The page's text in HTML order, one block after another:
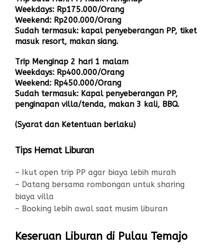
Weekdays: Rp175.000/Orang
Weekend: Rp200.000/Orang
Sudah termasuk: kapal penyeberangan PP, tiket
masuk resort, makan siang.
Trip Menginap 2 hari 1 malam
Weekdays: Rp400.000/Orang
Weekend: Rp450.000/Orang
Sudah termasuk: Kapal penyeberangan PP,
penginapan villa/tenda, makan 3 kali, BBQ.
(Syarat dan Ketentuan berlaku)
Tips Hemat Liburan
– Ikut open trip PP agar biaya lebih murah
– Datang bersama rombongan untuk sharing
biaya villa
– Booking lebih awal saat musim liburan
Keseruan Liburan di Pulau Temajo